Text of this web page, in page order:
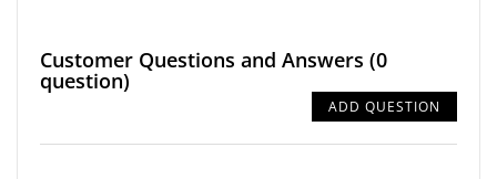
Customer Questions and Answers (0
question)
ADD QUESTION